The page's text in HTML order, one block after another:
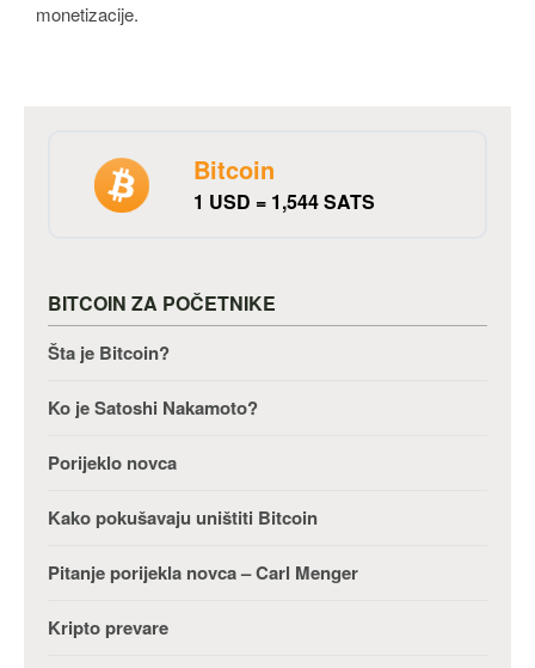
monetizacije.
Bitcoin
1 USD = 1,544 SATS
BITCOIN ZA POČETNIKE
Šta je Bitcoin?
Ko je Satoshi Nakamoto?
Porijeklo novca
Kako pokušavaju uništiti Bitcoin
Pitanje porijekla novca – Carl Menger
Kripto prevare